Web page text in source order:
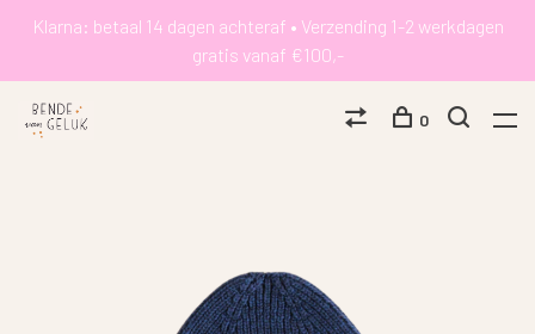
Klarna: betaal 14 dagen achteraf • Verzending 1-2 werkdagen
gratis vanaf €100,-
0